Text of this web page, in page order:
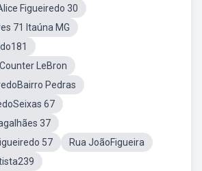
Figueiredo 30
71 Itaúna MG
LeBron
Pedras
67
37
57
Rua JoãoFigueira